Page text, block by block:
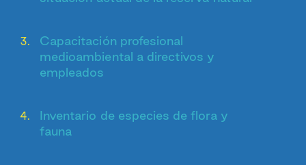
Capacitación profesional
medioambiental a directivos y
empleados
Inventario de especies de flora y
fauna